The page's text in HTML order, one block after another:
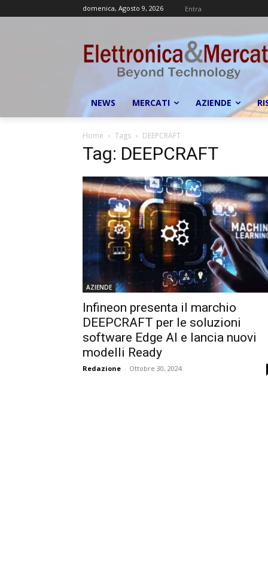
domenica, Agosto 9, 2026 Entra
NEWS MERCATI AZIENDE
Home Tags DEEPCRAFT
Tag: DEEPCRAFT
AZIENDE
Infineon presenta il marchio
DEEPCRAFT per le soluzioni
software Edge AI e lancia nuovi
modelli Ready
Redazione - Ottobre 30, 2024